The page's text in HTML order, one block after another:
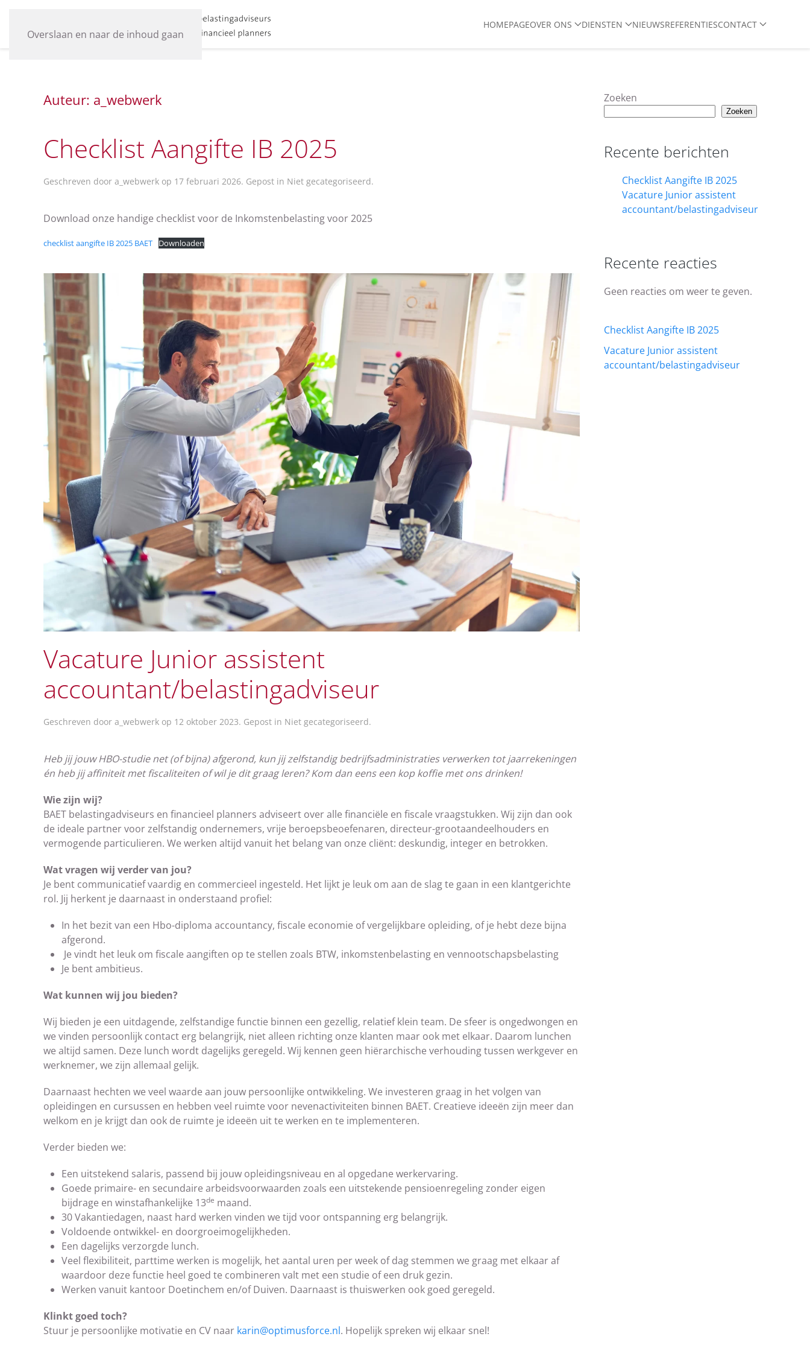
Overslaan en naar de inhoud gaan
HOMEPAGEOVER ONS DIENSTEN NIEUWSREFERENTIESCONTACT
Auteur: a_webwerk
Checklist Aangifte IB 2025
Geschreven door a_webwerk op 17 februari 2026. Gepost in Niet gecategoriseerd.
Download onze handige checklist voor de Inkomstenbelasting voor 2025
checklist aangifte IB 2025 BAET Downloaden
Vacature Junior assistent
accountant/belastingadviseur
Geschreven door a_webwerk op 12 oktober 2023. Gepost in Niet gecategoriseerd.
Heb jij jouw HBO-studie net (of bijna) afgerond, kun jij zelfstandig bedrijfsadministraties verwerken tot jaarrekeningen
én heb jij affiniteit met fiscaliteiten of wil je dit graag leren? Kom dan eens een kop koffie met ons drinken!
Wie zijn wij?
BAET belastingadviseurs en financieel planners adviseert over alle financiële en fiscale vraagstukken. Wij zijn dan ook
de ideale partner voor zelfstandig ondernemers, vrije beroepsbeoefenaren, directeur-grootaandeelhouders en
vermogende particulieren. We werken altijd vanuit het belang van onze cliënt: deskundig, integer en betrokken.
Wat vragen wij verder van jou?
Je bent communicatief vaardig en commercieel ingesteld. Het lijkt je leuk om aan de slag te gaan in een klantgerichte
rol. Jij herkent je daarnaast in onderstaand profiel:
In het bezit van een Hbo-diploma accountancy, fiscale economie of vergelijkbare opleiding, of je hebt deze bijna
afgerond.
Je vindt het leuk om fiscale aangiften op te stellen zoals BTW, inkomstenbelasting en vennootschapsbelasting
Je bent ambitieus.
Wat kunnen wij jou bieden?
Wij bieden je een uitdagende, zelfstandige functie binnen een gezellig, relatief klein team. De sfeer is ongedwongen en
we vinden persoonlijk contact erg belangrijk, niet alleen richting onze klanten maar ook met elkaar. Daarom lunchen
we altijd samen. Deze lunch wordt dagelijks geregeld. Wij kennen geen hiërarchische verhouding tussen werkgever en
werknemer, we zijn allemaal gelijk.
Daarnaast hechten we veel waarde aan jouw persoonlijke ontwikkeling. We investeren graag in het volgen van
opleidingen en cursussen en hebben veel ruimte voor nevenactiviteiten binnen BAET. Creatieve ideeën zijn meer dan
welkom en je krijgt dan ook de ruimte je ideeën uit te werken en te implementeren.
Verder bieden we:
Een uitstekend salaris, passend bij jouw opleidingsniveau en al opgedane werkervaring.
Goede primaire- en secundaire arbeidsvoorwaarden zoals een uitstekende pensioenregeling zonder eigen
bijdrage en winstafhankelijke 13de maand.
30 Vakantiedagen, naast hard werken vinden we tijd voor ontspanning erg belangrijk.
Voldoende ontwikkel- en doorgroeimogelijkheden.
Een dagelijks verzorgde lunch.
Veel flexibiliteit, parttime werken is mogelijk, het aantal uren per week of dag stemmen we graag met elkaar af
waardoor deze functie heel goed te combineren valt met een studie of een druk gezin.
Werken vanuit kantoor Doetinchem en/of Duiven. Daarnaast is thuiswerken ook goed geregeld.
Klinkt goed toch?
Stuur je persoonlijke motivatie en CV naar karin@optimusforce.nl. Hopelijk spreken wij elkaar snel!
Zoeken
Zoeken
Recente berichten
Checklist Aangifte IB 2025
Vacature Junior assistent
accountant/belastingadviseur
Recente reacties
Geen reacties om weer te geven.
Checklist Aangifte IB 2025
Vacature Junior assistent
accountant/belastingadviseur